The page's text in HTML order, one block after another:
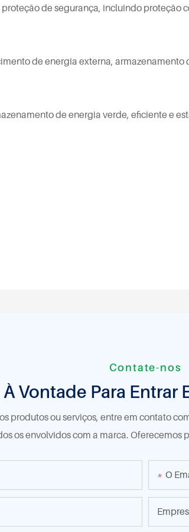
de segurança, incluindo
de energia externa,
de energia verde, eficiente e
Contate-nos
À Vontade Para
produtos ou serviços, entre em contato
os envolvidos com a marca.
O